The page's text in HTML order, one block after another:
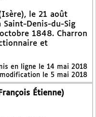
le 21 août
Saint-Denis-du-Sig
1848. Charron
et
en ligne le 14 mai 2018
le 5 mai 2018
Étienne)